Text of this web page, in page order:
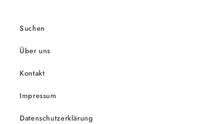
Suchen
Über uns
Kontakt
Impressum
Datenschutzerklärung